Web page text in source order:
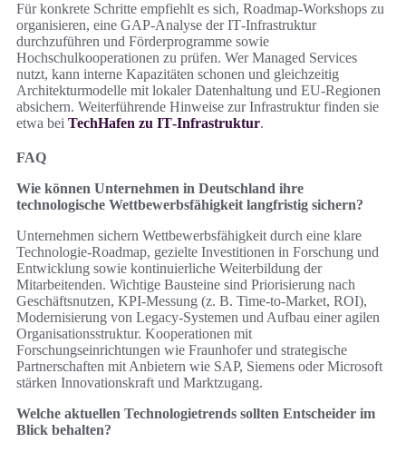
Für konkrete Schritte empfiehlt es sich, Roadmap‑Workshops zu
organisieren, eine GAP‑Analyse der IT‑Infrastruktur
durchzuführen und Förderprogramme sowie
Hochschulkooperationen zu prüfen. Wer Managed Services
nutzt, kann interne Kapazitäten schonen und gleichzeitig
Architekturmodelle mit lokaler Datenhaltung und EU‑Regionen
absichern. Weiterführende Hinweise zur Infrastruktur finden sie
etwa bei TechHafen zu IT‑Infrastruktur.
FAQ
Wie können Unternehmen in Deutschland ihre
technologische Wettbewerbsfähigkeit langfristig sichern?
Unternehmen sichern Wettbewerbsfähigkeit durch eine klare
Technologie-Roadmap, gezielte Investitionen in Forschung und
Entwicklung sowie kontinuierliche Weiterbildung der
Mitarbeitenden. Wichtige Bausteine sind Priorisierung nach
Geschäftsnutzen, KPI‑Messung (z. B. Time‑to‑Market, ROI),
Modernisierung von Legacy‑Systemen und Aufbau einer agilen
Organisationsstruktur. Kooperationen mit
Forschungseinrichtungen wie Fraunhofer und strategische
Partnerschaften mit Anbietern wie SAP, Siemens oder Microsoft
stärken Innovationskraft und Marktzugang.
Welche aktuellen Technologietrends sollten Entscheider im
Blick behalten?